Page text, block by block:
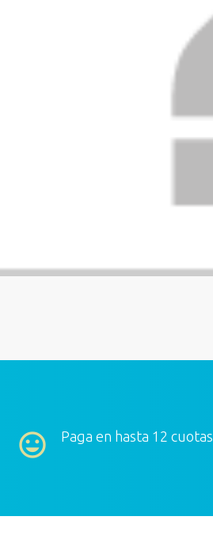
Paga en hasta 12 cuotas